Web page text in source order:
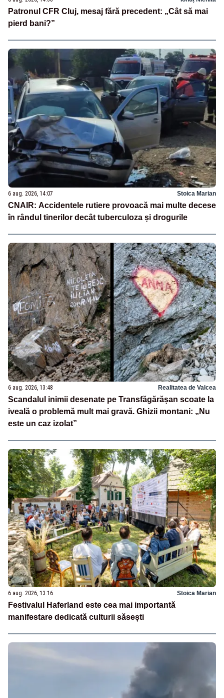
Patronul CFR Cluj, mesaj fără precedent: „Cât să mai
pierd bani?”
6 aug. 2026, 14:07 Stoica Marian
CNAIR: Accidentele rutiere provoacă mai multe decese
în rândul tinerilor decât tuberculoza și drogurile
6 aug. 2026, 13:48 Realitatea de Valcea
Scandalul inimii desenate pe Transfăgărășan scoate la
iveală o problemă mult mai gravă. Ghizii montani: „Nu
este un caz izolat”
6 aug. 2026, 13:16 Stoica Marian
Festivalul Haferland este cea mai importantă
manifestare dedicată culturii săsești